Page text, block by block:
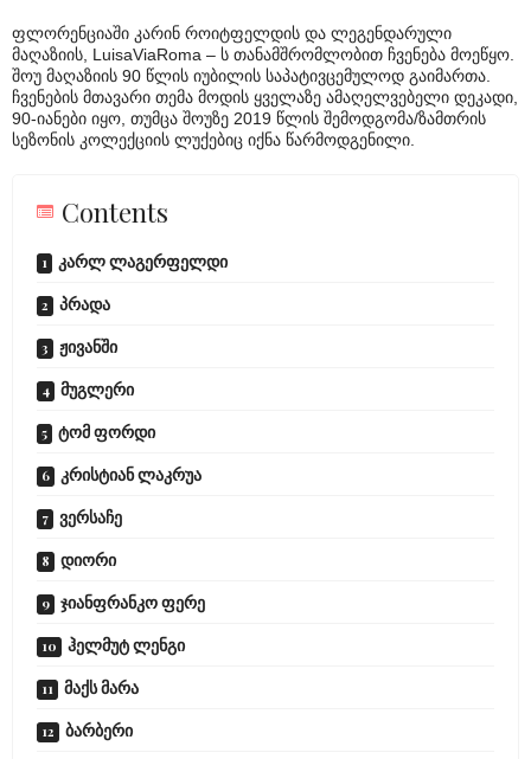
ფლორენციაში კარინ როიტფელდის და ლეგენდარული
მაღაზიის, LuisaViaRoma – ს თანამშრომლობით ჩვენება მოეწყო.
შოუ მაღაზიის 90 წლის იუბილის საპატივცემულოდ გაიმართა.
ჩვენების მთავარი თემა მოდის ყველაზე ამაღელვებელი დეკადი,
90-იანები იყო, თუმცა შოუზე 2019 წლის შემოდგომა/ზამთრის
სეზონის კოლექციის ლუქებიც იქნა წარმოდგენილი.
Contents
კარლ ლაგერფელდი
პრადა
ჟივანში
მუგლერი
ტომ ფორდი
კრისტიან ლაკრუა
ვერსაჩე
დიორი
ჯიანფრანკო ფერე
ჰელმუტ ლენგი
მაქს მარა
ბარბერი